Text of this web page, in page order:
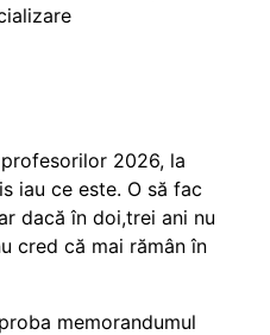
2026, la
iau ce este. O să fac
dacă în doi,trei ani nu
cred că mai rămân în
memorandumul